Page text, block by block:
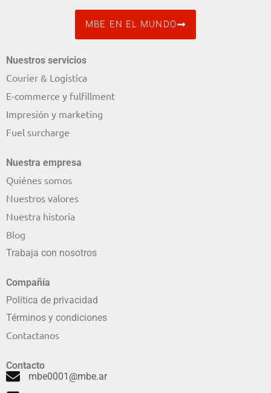
MBE EN EL MUNDO
Nuestros servicios
Courier & Logística
E-commerce y fulfillment
Impresión y marketing
Fuel surcharge
Nuestra empresa
Quiénes somos
Nuestros valores
Nuestra historia
Blog
Trabaja con nosotros
Compañía
Política de privacidad
Términos y condiciones
Contactanos
Contacto
mbe0001@mbe.ar